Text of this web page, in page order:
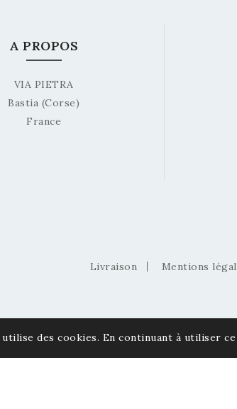
A PROPOS
VIA PIETRA
Bastia (Corse)
France
Livraison Mentions
des cookies. En continuant à utiliser